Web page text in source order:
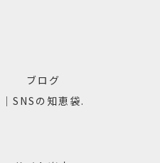
ブログ
SNSの知恵袋.